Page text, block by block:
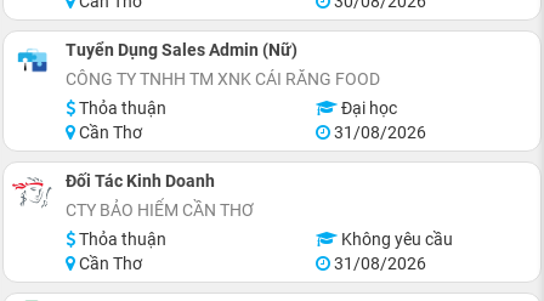
Tuyển Dụng Sales Admin (Nữ)
CÔNG TY TNHH TM XNK CÁI RĂNG FOOD
Thỏa thuận
Đại học
Cần Thơ
31/08/2026
Đối Tác Kinh Doanh
CTY BẢO HIỂM CẦN THƠ
Thỏa thuận
Không yêu cầu
Cần Thơ
31/08/2026